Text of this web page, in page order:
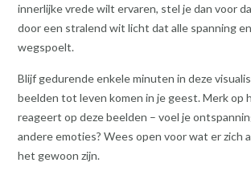
innerlijke vrede wilt ervaren, stel je dan voor
door een stralend wit licht dat alle spanning
wegspoelt.
Blijf gedurende enkele minuten in deze
beelden tot leven komen in je geest. Merk op
reageert op deze beelden – voel je
andere emoties? Wees open voor wat er zich
het gewoon zijn.